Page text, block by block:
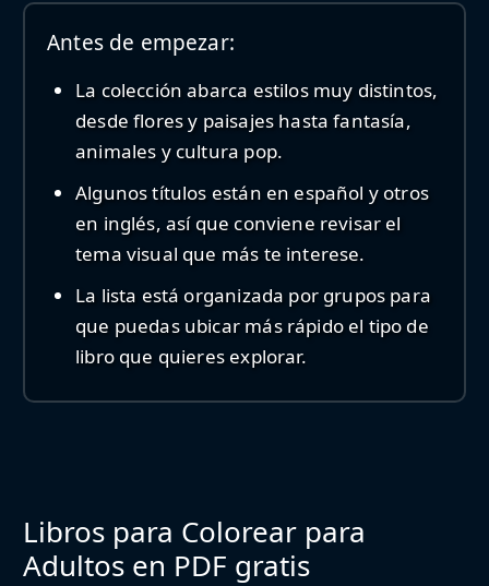
Antes de empezar:
La colección abarca estilos muy distintos,
desde flores y paisajes hasta fantasía,
animales y cultura pop.
Algunos títulos están en español y otros
en inglés, así que conviene revisar el
tema visual que más te interese.
La lista está organizada por grupos para
que puedas ubicar más rápido el tipo de
libro que quieres explorar.
Libros para Colorear para
Adultos en PDF gratis